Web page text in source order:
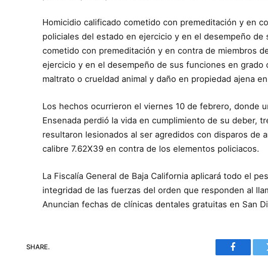
Homicidio calificado cometido con premeditación y en
policiales del estado en ejercicio y en el desempeño
cometido con premeditación y en contra de miembros
ejercicio y en el desempeño de sus funciones en
maltrato o crueldad animal y daño en propiedad ajena
Los hechos ocurrieron el viernes 10 de febrero, donde
Ensenada perdió la vida en cumplimiento de su deber,
resultaron lesionados al ser agredidos con disparos de
calibre 7.62X39 en contra de los elementos policiacos.
La Fiscalía General de Baja California aplicará todo el
integridad de las fuerzas del orden que responden al
Anuncian fechas de clínicas dentales gratuitas en San
SHARE.
Facebook